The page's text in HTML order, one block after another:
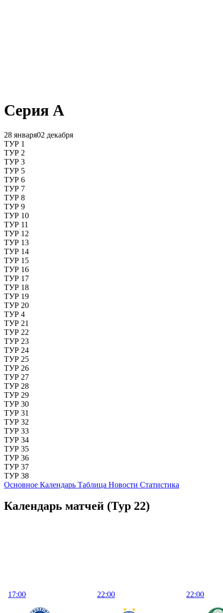
Серия А
28 января02 декабря
ТУР 1
ТУР 2
ТУР 3
ТУР 5
ТУР 6
ТУР 7
ТУР 8
ТУР 9
ТУР 10
ТУР 11
ТУР 12
ТУР 13
ТУР 14
ТУР 15
ТУР 16
ТУР 17
ТУР 18
ТУР 19
ТУР 20
ТУР 4
ТУР 21
ТУР 22
ТУР 23
ТУР 24
ТУР 25
ТУР 26
ТУР 27
ТУР 28
ТУР 29
ТУР 30
ТУР 31
ТУР 32
ТУР 33
ТУР 34
ТУР 35
ТУР 36
ТУР 37
ТУР 38
Основное Календарь Таблица Новости Статистика
Календарь матчей (Тур 22)
17:00 22:00 22:00